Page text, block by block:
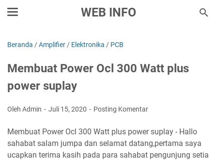
WEB INFO
Beranda /Amplifier / Elektronika / PCB
Membuat Power Ocl 300 Watt plus
power suplay
Oleh Admin Juli 15, 2020 Posting Komentar
Membuat Power Ocl 300 Watt plus power suplay - Hallo
sahabat salam jumpa dan selamat datang,pertama saya
ucapkan terima kasih pada para sahabat pengunjung setia